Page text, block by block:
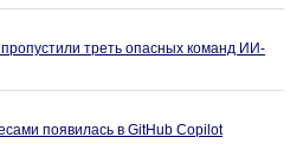
треть опасных команд ИИ-
появилась в GitHub Copilot